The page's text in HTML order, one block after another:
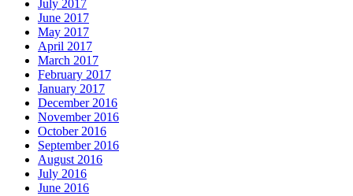
July 2017
June 2017
May 2017
April 2017
March 2017
February 2017
January 2017
December 2016
November 2016
October 2016
September 2016
August 2016
July 2016
June 2016